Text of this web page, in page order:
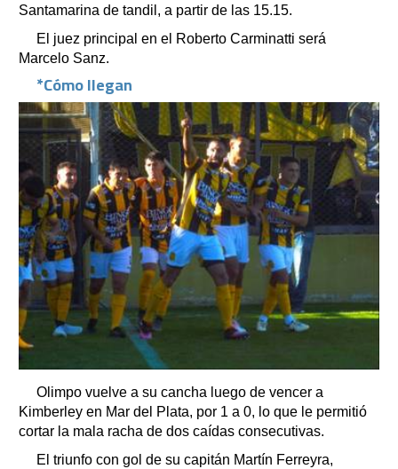
Santamarina de tandil, a partir de las 15.15.
El juez principal en el Roberto Carminatti será
Marcelo Sanz.
*Cómo llegan
Olimpo vuelve a su cancha luego de vencer a
Kimberley en Mar del Plata, por 1 a 0, lo que le permitió
cortar la mala racha de dos caídas consecutivas.
El triunfo con gol de su capitán Martín Ferreyra,